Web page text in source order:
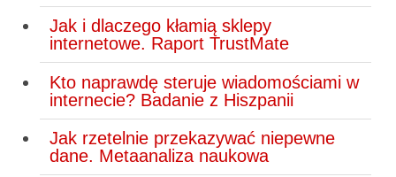
Jak i dlaczego kłamią sklepy
internetowe. Raport TrustMate
Kto naprawdę steruje wiadomościami w
internecie? Badanie z Hiszpanii
Jak rzetelnie przekazywać niepewne
dane. Metaanaliza naukowa